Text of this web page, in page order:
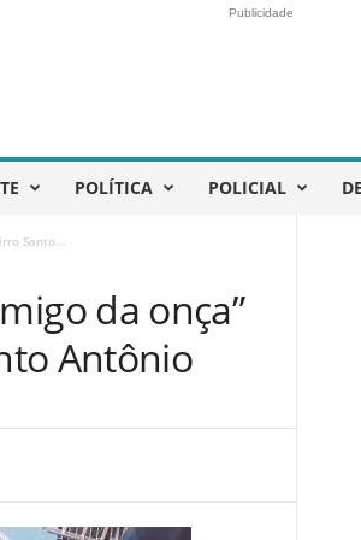
Publicidade
POLÍTICA POLICIAL
Santo...
da onça”
Antônio